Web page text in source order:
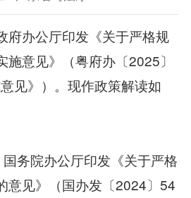
府办公厅印发《关于严格规
意见》（粤府办〔2025〕
见》）。现作政策解读如
务院办公厅印发《关于严格
意见》（国办发〔2024〕54